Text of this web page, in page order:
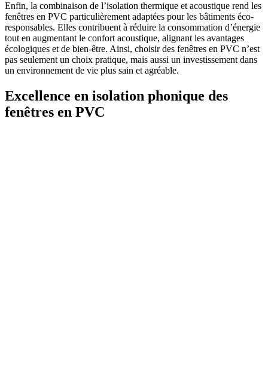
Enfin, la combinaison de l’isolation thermique et acoustique rend les
fenêtres en PVC particulièrement adaptées pour les bâtiments éco-
responsables. Elles contribuent à réduire la consommation d’énergie
tout en augmentant le confort acoustique, alignant les avantages
écologiques et de bien-être. Ainsi, choisir des fenêtres en PVC n’est
pas seulement un choix pratique, mais aussi un investissement dans
un environnement de vie plus sain et agréable.
Excellence en isolation phonique des
fenêtres en PVC